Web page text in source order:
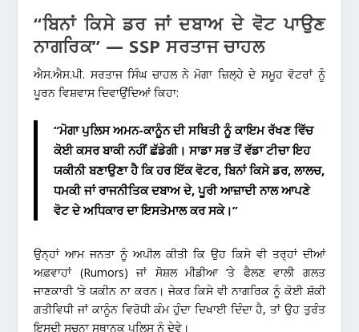
“ਬਿਨਾਂ ਕਿਸੇ ਡਰ ਜਾਂ ਦਬਾਅ ਦੇ ਵੋਟ ਪਾਉਣ
ਨਾਗਰਿਕ” — SSP ਸਰਤਾਜ ਚਾਹਲ
ਐਸ.ਐਸ.ਪੀ. ਸਰਤਾਜ ਸਿੰਘ ਚਾਹਲ ਨੇ ਮੋਗਾ ਜ਼ਿਲ੍ਹੇ ਦੇ ਸਮੂਹ ਵੋਟਰਾਂ ਨੂੰ
ਪੂਰਨ ਵਿਸ਼ਵਾਸ ਦਿਵਾਉਂਦਿਆਂ ਕਿਹਾ:
“ਮੋਗਾ ਪੁਲਿਸ ਅਮਨ-ਕਾਨੂੰਨ ਦੀ ਸਥਿਤੀ ਨੂੰ ਕਾਇਮ ਰੱਖਣ ਵਿੱਚ
ਕੋਈ ਕਸਰ ਬਾਕੀ ਨਹੀਂ ਛੱਡੇਗੀ। ਸਾਡਾ ਸਭ ਤੋਂ ਵੱਡਾ ਟੀਚਾ ਇਹ
ਯਕੀਨੀ ਬਣਾਉਣਾ ਹੈ ਕਿ ਹਰ ਇੱਕ ਵੋਟਰ, ਬਿਨਾਂ ਕਿਸੇ ਡਰ, ਲਾਲਚ,
ਧਮਕੀ ਜਾਂ ਰਾਜਨੀਤਿਕ ਦਬਾਅ ਦੇ, ਪੂਰੀ ਆਜ਼ਾਦੀ ਨਾਲ ਆਪਣੇ
ਵੋਟ ਦੇ ਅਧਿਕਾਰ ਦਾ ਇਸਤੇਮਾਲ ਕਰ ਸਕੇ।”
ਉਨ੍ਹਾਂ ਆਮ ਜਨਤਾ ਨੂੰ ਅਪੀਲ ਕੀਤੀ ਕਿ ਉਹ ਕਿਸੇ ਵੀ ਤਰ੍ਹਾਂ ਦੀਆਂ
ਅਫ਼ਵਾਹਾਂ (Rumors) ਜਾਂ ਸੋਸ਼ਲ ਮੀਡੀਆ ‘ਤੇ ਫੈਲਣ ਵਾਲੀ ਗਲਤ
ਜਾਣਕਾਰੀ ‘ਤੇ ਯਕੀਨ ਨਾ ਕਰਨ। ਜੇਕਰ ਕਿਸੇ ਵੀ ਨਾਗਰਿਕ ਨੂੰ ਕੋਈ ਸ਼ੱਕੀ
ਗਤੀਵਿਧੀ ਜਾਂ ਕਾਨੂੰਨ ਵਿਰੋਧੀ ਕੰਮ ਹੁੰਦਾ ਦਿਖਾਈ ਦਿੰਦਾ ਹੈ, ਤਾਂ ਉਹ ਤੁਰੰਤ
ਇਸਦੀ ਸੂਚਨਾ ਸਥਾਨਕ ਪੁਲਿਸ ਨੂੰ ਦੇਵੇ।